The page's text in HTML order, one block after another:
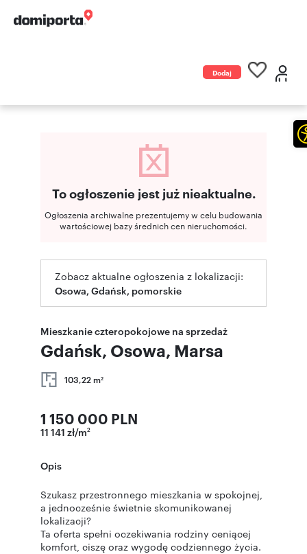
Dodaj
To ogłoszenie jest już nieaktualne.
Ogłoszenia archiwalne prezentujemy w celu budowania
wartościowej bazy średnich cen nieruchomości.
Zobacz aktualne ogłoszenia z lokalizacji:
Osowa, Gdańsk, pomorskie
Mieszkanie czteropokojowe na sprzedaż
Gdańsk, Osowa, Marsa
103,22 m2
1 150 000 PLN
11 141 zł/m2
Opis
Szukasz przestronnego mieszkania w spokojnej,
a jednocześnie świetnie skomunikowanej
lokalizacji?
Ta oferta spełni oczekiwania rodziny ceniącej
komfort, ciszę oraz wygodę codziennego życia.